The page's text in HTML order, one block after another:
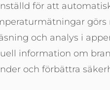
för att
och analys i
information om
och förbättra